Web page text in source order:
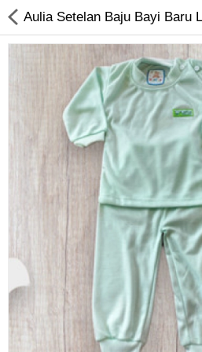
Jam Tangan
Mainan
Makanan & Minuman
Pakaian Anak